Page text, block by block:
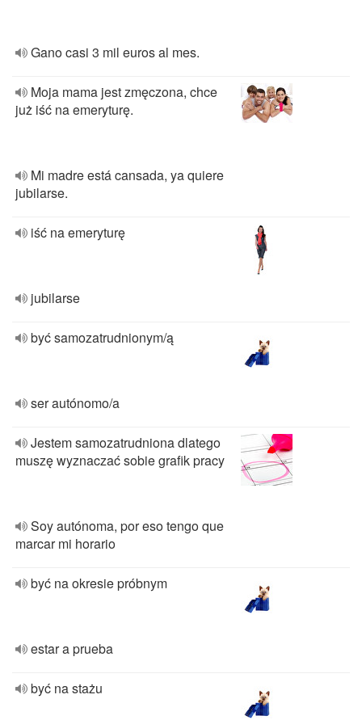
Gano casi 3 mil euros al mes.
Moja mama jest zmęczona, chce
już iść na emeryturę.
Mi madre está cansada, ya quiere
jubilarse.
iść na emeryturę
jubilarse
być samozatrudnionym/ą
ser autónomo/a
Jestem samozatrudniona dlatego
muszę wyznaczać sobie grafik pracy
Soy autónoma, por eso tengo que
marcar mi horario
być na okresie próbnym
estar a prueba
być na stażu